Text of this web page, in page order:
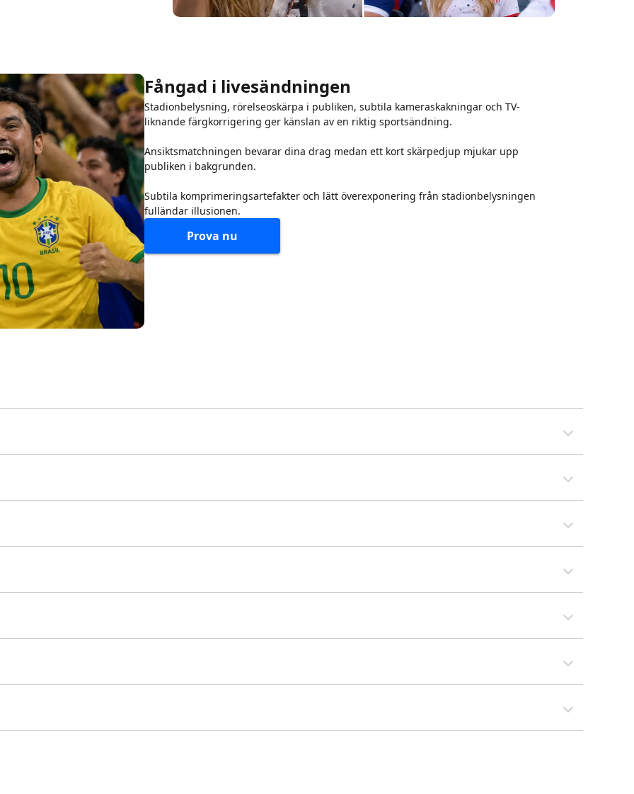
Fångad i livesändningen
Stadionbelysning, rörelseoskärpa i publiken, subtila kameraskakningar och TV-
liknande färgkorrigering ger känslan av en riktig sportsändning.
Ansiktsmatchningen bevarar dina drag medan ett kort skärpedjup mjukar upp
publiken i bakgrunden.
Subtila komprimeringsartefakter och lätt överexponering från stadionbelysningen
fulländar illusionen.
Prova nu